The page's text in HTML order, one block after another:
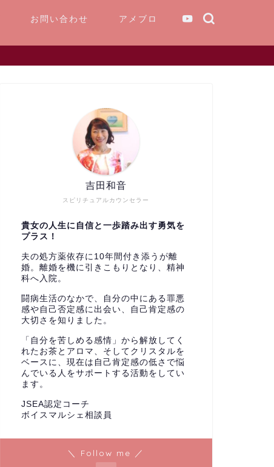
お問い合わせ アメブロ
スピリチュアルカウンセラー
吉田和音
貴女の人生に自信と一歩踏み出す勇気を
プラス！
夫の処方薬依存に10年間付き添うが離
婚。離婚を機に引きこもりとなり、精神
科へ入院。
闘病生活のなかで、自分の中にある罪悪
感や自己否定感に出会い、自己肯定感の
大切さを知りました。
「自分を苦しめる感情」から解放してく
れたお茶とアロマ、そしてクリスタルを
ベースに、現在は自己肯定感の低さで悩
んでいる人をサポートする活動をしてい
ます。
JSEA認定コーチ
ボイスマルシェ相談員
＼ Follow me ／